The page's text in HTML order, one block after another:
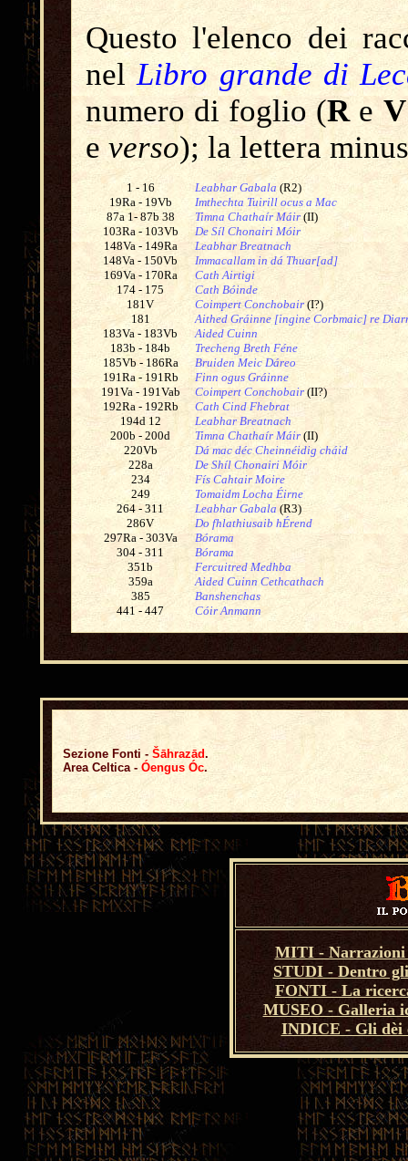
Questo l'elenco dei
nelLibro grande di
numero di foglio (Re V
everso); la lettera
1 - 16 Leabhar Gabala (R2)
19Ra - 19Vb
Imthechta Tuirill ocus a Mac
87a 1- 87b 38
Timna Chathaír Máir (II)
103Ra - 103Vb
De Síl Chonairi Móir
148Va - 149Ra
Leabhar Breatnach
148Va - 150Vb
Immacallam in dá Thuar[ad]
169Va - 170Ra
Cath Airtigi
174 - 175
Cath Bóinde
181V
Coimpert Conchobair (I?)
181
Aithed Gráinne [ingine Corbmaic] re
183Va - 183Vb
Aided Cuinn
183b - 184b
Trecheng Breth Féne
185Vb - 186Ra
Bruiden Meic Dáreo
191Ra - 191Rb
Finn ogus Gráinne
191Va - 191Vab
Coimpert Conchobair (II?)
192Ra - 192Rb
Cath Cind Fhebrat
194d 12
Leabhar Breatnach
200b - 200d
Timna Chathaír Máir (II)
220Vb
Dá mac déc Cheinnéidig cháid
228a
De Shíl Chonairi Móir
234
Fís Cahtair Moire
249
Tomaidm Locha Éirne
264 - 311
Leabhar Gabala (R3)
286V
Do fhlathiusaib hÉrend
297Ra - 303Va
Bórama
304 - 311
Bórama
351b
Fercuitred Medhba
359a
Aided Cuinn Cethcathach
385
Banshenchas
441 - 447
Cóir Anmann
Sezione Fonti - Šāhrazād.
Area Celtica - Óengus Óc.
MITI - Narrazioni
STUDI - Dentro
FONTI - La
MUSEO - Galleria
INDICE - Gli dèi